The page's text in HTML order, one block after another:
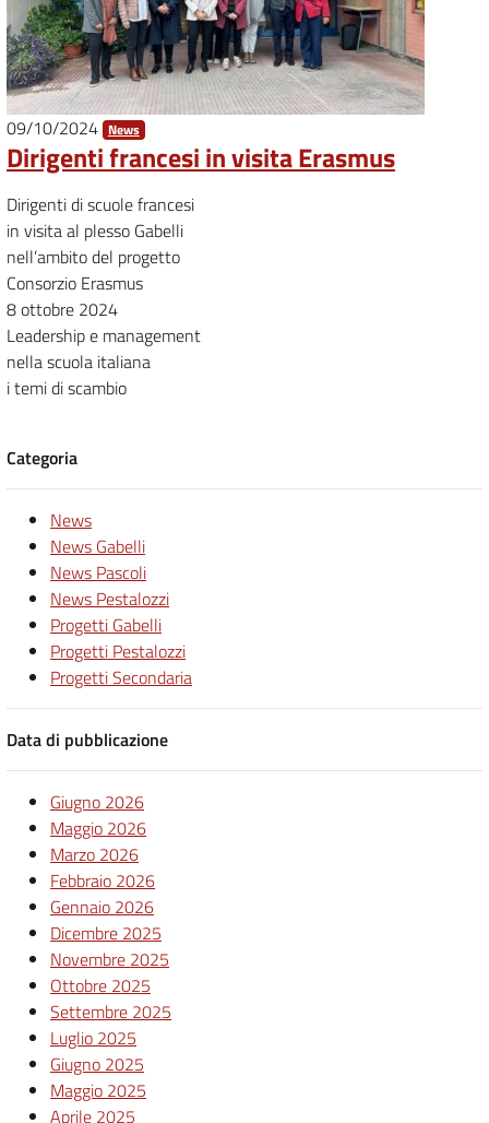
09/10/2024 News
Dirigenti francesi in visita Erasmus
Dirigenti di scuole francesi
in visita al plesso Gabelli
nell’ambito del progetto
Consorzio Erasmus
8 ottobre 2024
Leadership e management
nella scuola italiana
i temi di scambio
Categoria
News
News Gabelli
News Pascoli
News Pestalozzi
Progetti Gabelli
Progetti Pestalozzi
Progetti Secondaria
Data di pubblicazione
Giugno 2026
Maggio 2026
Marzo 2026
Febbraio 2026
Gennaio 2026
Dicembre 2025
Novembre 2025
Ottobre 2025
Settembre 2025
Luglio 2025
Giugno 2025
Maggio 2025
Aprile 2025